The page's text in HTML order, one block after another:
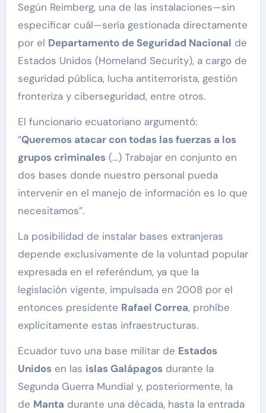
Según Reimberg, una de las instalaciones—sin
especificar cuál—sería gestionada directamente
por el Departamento de Seguridad Nacional de
Estados Unidos (Homeland Security), a cargo de
seguridad pública, lucha antiterrorista, gestión
fronteriza y ciberseguridad, entre otros.
El funcionario ecuatoriano argumentó:
“Queremos atacar con todas las fuerzas a los
grupos criminales(…) Trabajar en conjunto en
dos bases donde nuestro personal pueda
intervenir en el manejo de información es lo que
necesitamos”.
La posibilidad de instalar bases extranjeras
depende exclusivamente de la voluntad popular
expresada en el referéndum, ya que la
legislación vigente, impulsada en 2008 por el
entonces presidente Rafael Correa, prohíbe
explícitamente estas infraestructuras.
Ecuador tuvo una base militar de Estados
Unidosen las islas Galápagosdurante la
Segunda Guerra Mundial y, posteriormente, la
de Manta durante una década, hasta la entrada